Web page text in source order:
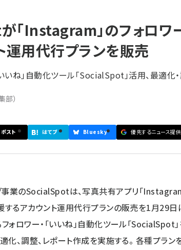
「Instagram」のフォロワ
運用代行プランを販売
いね」自動化ツール「SocialSpot」活用、最適化
）
ポスト はてブ Bluesky 優先するニュース提
事業のSocialSpotは、写真共有アプリ「
するアカウント運用代行プランの販売を1月29日
ォロワー・「いいね」自動化ツール「SocialSpot
化、調整、レポート作成を実施する。 各種プラ